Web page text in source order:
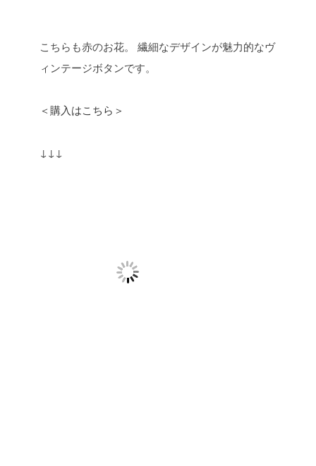
こちらも赤のお花。
繊細なデザインが魅力的なヴ
ィンテージボタンです。
＜購入はこちら＞
↓↓↓